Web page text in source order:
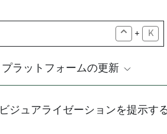
+ K
プラットフォームの更新
ビジュアライゼーションを提示す